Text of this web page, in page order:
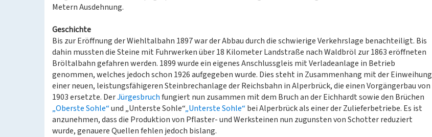
Metern Ausdehnung.
Geschichte
Bis zur Eröffnung der Wiehltalbahn 1897 war der Abbau durch die schwierige Verkehrslage benachteiligt. Bis
dahin mussten die Steine mit Fuhrwerken über 18 Kilometer Landstraße nach Waldbröl zur 1863 eröffneten
Bröltalbahn gefahren werden. 1899 wurde ein eigenes Anschlussgleis mit Verladeanlage in Betrieb
genommen, welches jedoch schon 1926 aufgegeben wurde. Dies steht in Zusammenhang mit der Einweihung
einer neuen, leistungsfähigeren Steinbrechanlage der Reichsbahn in Alperbrück, die einen Vorgängerbau von
1903 ersetzte. DerJürgesbruchfungiert nun zusammen mit dem Bruch an der Eichhardt sowie den Brüchen
„Oberste Sohle“und „Unterste Sohle“„Unterste Sohle“ bei Alperbrück als einer der Zulieferbetriebe. Es ist
anzunehmen, dass die Produktion von Pflaster- und Werksteinen nun zugunsten von Schotter reduziert
wurde, genauere Quellen fehlen jedoch bislang.